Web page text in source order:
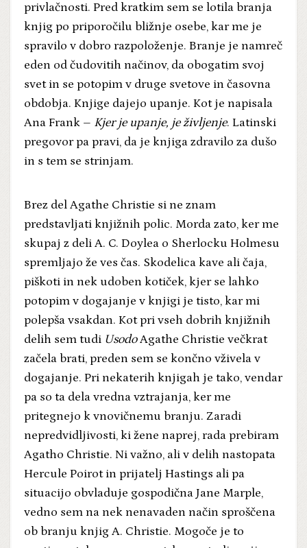
privlačnosti. Pred kratkim sem se lotila branja
knjig po priporočilu bližnje osebe, kar me je
spravilo v dobro razpoloženje. Branje je namreč
eden od čudovitih načinov, da obogatim svoj
svet in se potopim v druge svetove in časovna
obdobja. Knjige dajejo upanje. Kot je napisala
Ana Frank – Kjer je upanje, je življenje. Latinski
pregovor pa pravi, da je knjiga zdravilo za dušo
in s tem se strinjam.
Brez del Agathe Christie si ne znam
predstavljati knjižnih polic. Morda zato, ker me
skupaj z deli A. C. Doylea o Sherlocku Holmesu
spremljajo že ves čas. Skodelica kave ali čaja,
piškoti in nek udoben kotiček, kjer se lahko
potopim v dogajanje v knjigi je tisto, kar mi
polepša vsakdan. Kot pri vseh dobrih knjižnih
delih sem tudi UsodoAgathe Christie večkrat
začela brati, preden sem se končno vživela v
dogajanje. Pri nekaterih knjigah je tako, vendar
pa so ta dela vredna vztrajanja, ker me
pritegnejo k vnovičnemu branju. Zaradi
nepredvidljivosti, ki žene naprej, rada prebiram
Agatho Christie. Ni važno, ali v delih nastopata
Hercule Poirot in prijatelj Hastings ali pa
situacijo obvladuje gospodična Jane Marple,
vedno sem na nek nenavaden način sproščena
ob branju knjig A. Christie. Mogoče je to